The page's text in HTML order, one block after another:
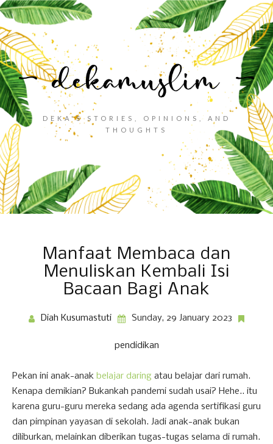
DEKA'S STORIES, OPINIONS, AND
THOUGHTS
Manfaat Membaca dan
Menuliskan Kembali Isi
Bacaan Bagi Anak
Diah Kusumastuti Sunday, 29 January 2023
pendidikan
Pekan ini anak-anak belajar daring atau belajar dari rumah.
Kenapa demikian? Bukankah pandemi sudah usai? Hehe.. itu
karena guru-guru mereka sedang ada agenda sertifikasi guru
dan pimpinan yayasan di sekolah. Jadi anak-anak bukan
diliburkan, melainkan diberikan tugas-tugas selama di rumah.